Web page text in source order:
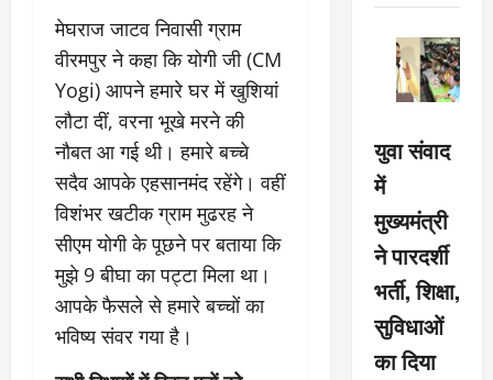
मेघराज जाटव निवासी ग्राम
वीरमपुर ने कहा कि योगी जी (CM
Yogi) आपने हमारे घर में खुशियां
लौटा दीं, वरना भूखे मरने की
नौबत आ गई थी। हमारे बच्चे
सदैव आपके एहसानमंद रहेंगे। वहीं
विशंभर खटीक ग्राम मुढरह ने
सीएम योगी के पूछने पर बताया कि
मुझे 9 बीघा का पट्टा मिला था।
आपके फैसले से हमारे बच्चों का
भविष्य संवर गया है।
युवा संवाद
में
मुख्यमंत्री
ने पारदर्शी
भर्ती, शिक्षा,
सुविधाओं
का दिया